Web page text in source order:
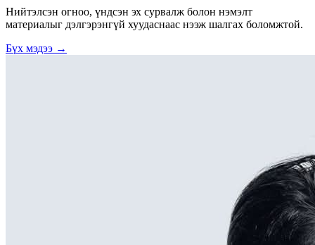
Нийтэлсэн огноо, үндсэн эх сурвалж болон нэмэлт
материалыг дэлгэрэнгүй хуудаснаас нээж шалгах боломжтой.
Бүх мэдээ →